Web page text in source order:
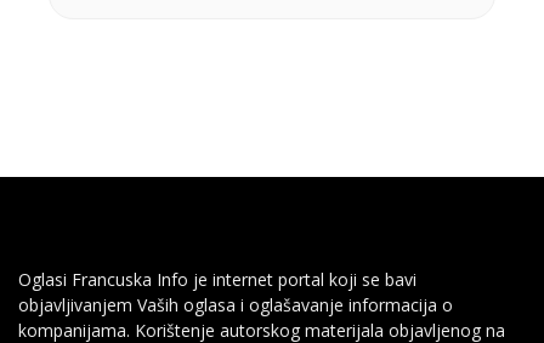
Oglasi Francuska Info je internet portal koji se bavi
objavljivanjem Vaših oglasa i oglašavanje informacija o
kompanijama. Korištenje autorskog materijala objavljenog na